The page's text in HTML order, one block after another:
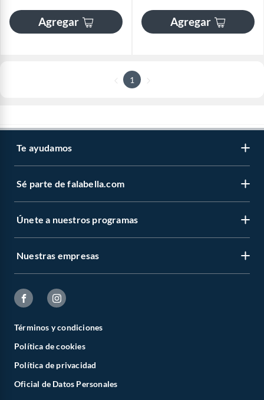
Agregar Agregar
1
Te ayudamos
Sé parte de falabella.com
Únete a nuestros programas
Nuestras empresas
Términos y condiciones
Política de cookies
Política de privacidad
Oficial de Datos Personales